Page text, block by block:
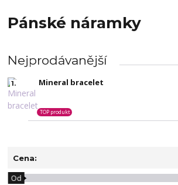
Pánské náramky
Nejprodávanější
1. Mineral bracelet
TOP produkt
Cena:
Od